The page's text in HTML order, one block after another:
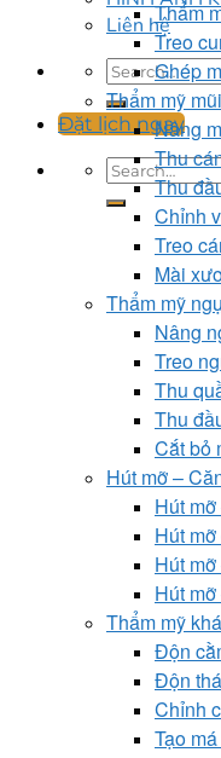
Liên hệ
Đặt lịch ngay
Thẩm
Treo
Ghép
Thẩm mỹ mũi
Nâng
Thu
Thu
Chỉnh
Treo
Mài
Thẩm mỹ
Nâng
Treo
Thu
Thu
Cắt bỏ
Hút mỡ –
Hút
Hút
Hút
Hút
Thẩm mỹ
Độn
Độn
Chỉnh
Tạo